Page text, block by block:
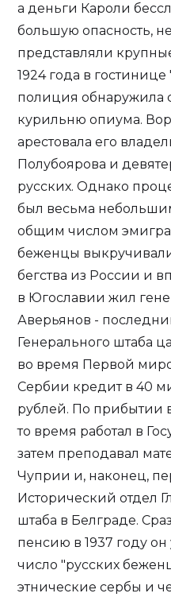
а деньги Кароли
большую опасность,
представляли
1924 года в
полиция обнаружила
курильню опиума.
арестовала его
Полубоярова и
русских. Однако
был весьма
общим числом
беженцы
бегства из России и
в Югославии жил
Аверьянов -
Генерального штаба
во время Первой
Сербии кредит в 40
рублей. По прибытии
то время работал в
затем преподавал
Чуприи и, наконец,
Исторический отдел
штаба в Белграде.
пенсию в 1937 году
число "русских
этнические сербы и